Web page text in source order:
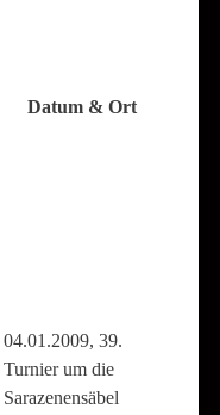
Datum & Ort
04.01.2009, 39.
Turnier um die
Sarazenensäbel